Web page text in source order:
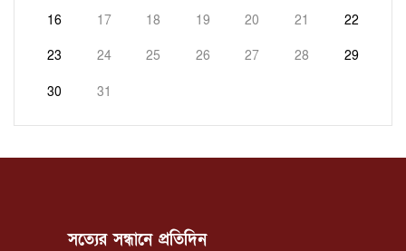
16 17 18 19 20 21 22
23 24 25 26 27 28 29
30 31
সত্যের সন্ধানে প্রতিদিন